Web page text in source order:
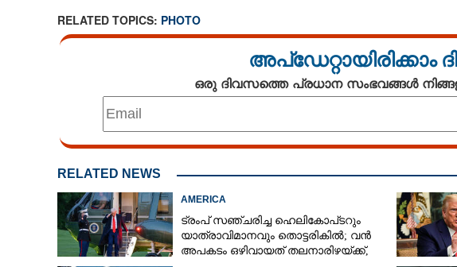
CONTACT USRELATED TOPICS: PHOTO
അപ്ഡേറ്റായിരിക്കാം
ഒരു ദിവസത്തെ പ്രധാന സംഭവങ്ങൾ
RELATED NEWS
AMERICA
ട്രംപ് സഞ്ചരിച്ച ഹെലികോപ്‌ടറും
യാത്രാവിമാനവും തൊട്ടരികിൽ; വൻ
അപകടം ഒഴിവായത് തലനാരിഴയ്‌ക്ക്,